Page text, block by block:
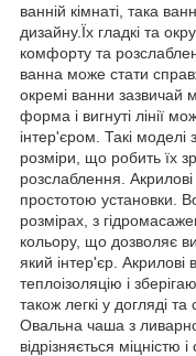
ванній кімнаті, така
дизайну.Їх гладкі та
комфорту та
ванна може стати
окремі ванни зазвичай
форма і вигнуті лінії
інтер'єром. Такі
розміри, що робить їх
розслаблення. Акрилові
простотою установки.
розмірах, з
кольору, що дозволяє
який інтер'єр.
теплоізоляцію і
також легкі у догляді
Овальна чаша з
відрізняється